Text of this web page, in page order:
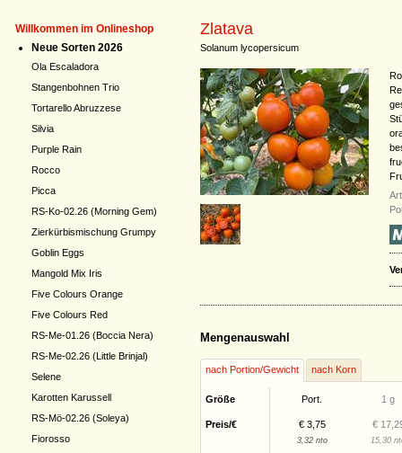
Willkommen im Onlineshop
Neue Sorten 2026
Ola Escaladora
Stangenbohnen Trio
Tortarello Abruzzese
Silvia
Purple Rain
Rocco
Picca
RS-Ko-02.26 (Morning Gem)
Zierkürbismischung Grumpy
Goblin Eggs
Mangold Mix Iris
Five Colours Orange
Five Colours Red
RS-Me-01.26 (Boccia Nera)
RS-Me-02.26 (Little Brinjal)
Selene
Karotten Karussell
RS-Mö-02.26 (Soleya)
Fiorosso
Zlatava
Solanum lycopersicum
Mengenauswahl
nach Portion/Gewicht nach Korn
Größe Port. 1 g
Preis/€ € 3,75 €
3,32 nto 15,30